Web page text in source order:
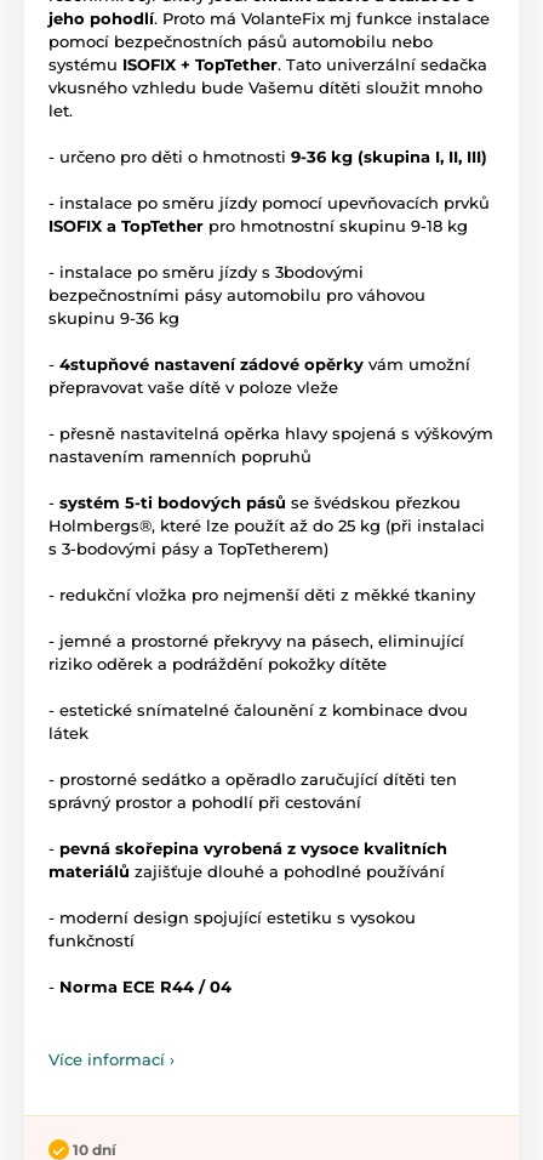
jeho pohodlí. Proto má VolanteFix mj funkce instalace
pomocí bezpečnostních pásů automobilu nebo
systému ISOFIX + TopTether. Tato univerzální sedačka
vkusného vzhledu bude Vašemu dítěti sloužit mnoho
let.
- určeno pro děti o hmotnosti 9-36 kg (skupina I, II, III)
- instalace po směru jízdy pomocí upevňovacích prvků
ISOFIX a TopTether pro hmotnostní skupinu 9-18 kg
- instalace po směru jízdy s 3bodovými
bezpečnostními pásy automobilu pro váhovou
skupinu 9-36 kg
- 4stupňové nastavení zádové opěrky vám umožní
přepravovat vaše dítě v poloze vleže
- přesně nastavitelná opěrka hlavy spojená s výškovým
nastavením ramenních popruhů
- systém 5-ti bodových pásů se švédskou přezkou
Holmbergs®, které lze použít až do 25 kg (při instalaci
s 3-bodovými pásy a TopTetherem)
- redukční vložka pro nejmenší děti z měkké tkaniny
- jemné a prostorné překryvy na pásech, eliminující
riziko oděrek a podráždění pokožky dítěte
- estetické snímatelné čalounění z kombinace dvou
látek
- prostorné sedátko a opěradlo zaručující dítěti ten
správný prostor a pohodlí při cestování
- pevná skořepina vyrobená z vysoce kvalitních
materiálů zajišťuje dlouhé a pohodlné používání
- moderní design spojující estetiku s vysokou
funkčností
- Norma ECE R44 / 04
Více informací ›
10 dní